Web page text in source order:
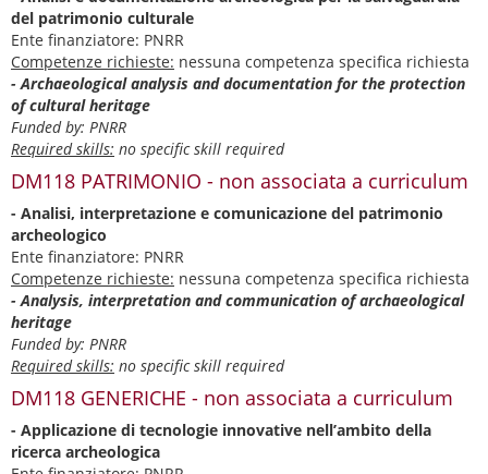
del patrimonio culturale
Ente finanziatore: PNRR
Competenze richieste: nessuna competenza specifica richiesta
- Archaeological analysis and documentation for the protection
of cultural heritage
Funded by: PNRR
Required skills: no specific skill required
DM118 PATRIMONIO - non associata a curriculum
- Analisi, interpretazione e comunicazione del patrimonio
archeologico
Ente finanziatore: PNRR
Competenze richieste: nessuna competenza specifica richiesta
- Analysis, interpretation and communication of archaeological
heritage
Funded by: PNRR
Required skills: no specific skill required
DM118 GENERICHE - non associata a curriculum
- Applicazione di tecnologie innovative nell’ambito della
ricerca archeologica